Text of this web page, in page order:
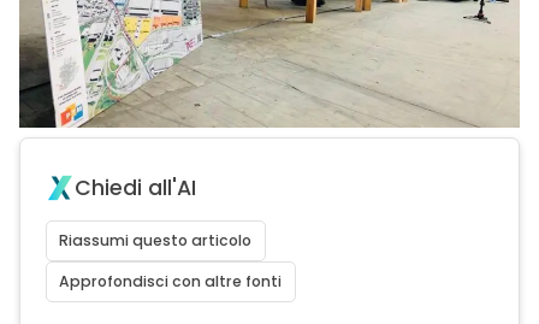
Chiedi all'AI
Riassumi questo articolo
Approfondisci con altre fonti